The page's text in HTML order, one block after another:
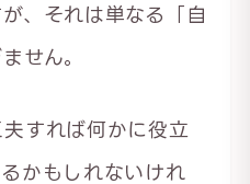
、それは単なる「自
せん。
すれば何かに役立
かもしれないけれ